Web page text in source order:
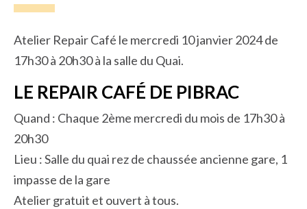
Atelier Repair Café le mercredi 10 janvier 2024 de
17h30 à 20h30 à la salle du Quai.
LE REPAIR CAFÉ DE PIBRAC
Quand : Chaque 2ème mercredi du mois de 17h30 à
20h30
Lieu : Salle du quai rez de chaussée ancienne gare, 1
impasse de la gare
Atelier gratuit et ouvert à tous.